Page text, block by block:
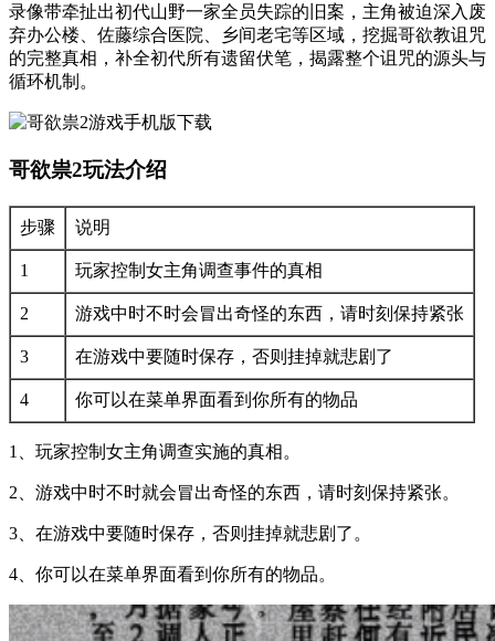
录像带牵扯出初代山野一家全员失踪的旧案，主角被迫深入废
弃办公楼、佐藤综合医院、乡间老宅等区域，挖掘哥欲教诅咒
的完整真相，补全初代所有遗留伏笔，揭露整个诅咒的源头与
循环机制。
哥欲祟2玩法介绍
步骤 说明
1 玩家控制女主角调查事件的真相
2 游戏中时不时会冒出奇怪的东西，请时刻保持紧张
3 在游戏中要随时保存，否则挂掉就悲剧了
4 你可以在菜单界面看到你所有的物品
1、玩家控制女主角调查实施的真相。
2、游戏中时不时就会冒出奇怪的东西，请时刻保持紧张。
3、在游戏中要随时保存，否则挂掉就悲剧了。
4、你可以在菜单界面看到你所有的物品。